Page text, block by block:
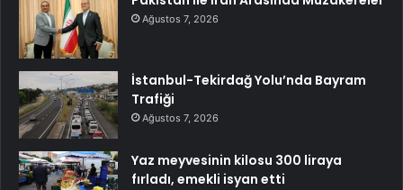
Ağustos 7, 2026
İstanbul-Tekirdağ Yolu’nda Bayram
Trafiği
Ağustos 7, 2026
Yaz meyvesinin kilosu 300 liraya
fırladı, emekli isyan etti